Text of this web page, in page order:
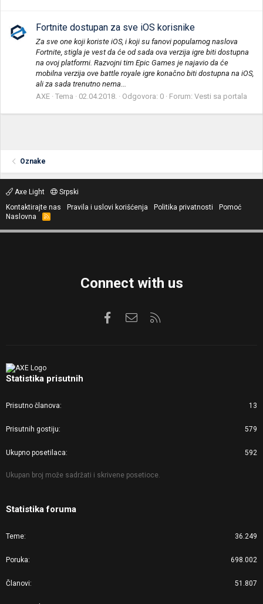
Fortnite dostupan za sve iOS korisnike
Za sve one koji koriste iOS, i koji su fanovi popularnog naslova
Fortnite, stigla je vest da će od sada ova verzija igre biti dostupna
na ovoj platformi. Razvojni tim Epic Games je najavio da će
mobilna verzija ove battle royale igre konačno biti dostupna na iOS,
ali za sada trenutno nema...
AXE Tema 02.04.2018. Odgovora: 0 Forum: Vesti sa portala
Oznake
Axe Light
Srpski
Kontaktirajte nas
Pravila i uslovi korišćenja Politika privatnosti
Pomoć
Naslovna
R
S
Connect with us
FacebookKontaktirajte nas
Statistika prisutnih
Prisutno članova 13
Prisutnih gostiju 579
Ukupno posetilaca 592
Ukupan broj može sadržati i skrivene posetioce.
Statistika foruma
Teme 36.249
Poruka 698.002
Članovi 51.807